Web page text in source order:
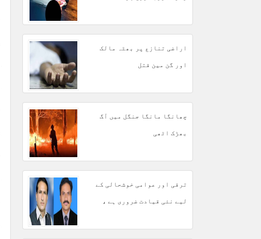
اراضی تنازع پر بھٹہ مالک
اور گن مین قتل
چھانگا مانگا جنگل میں آگ
بھڑک اٹھی
ترقی اور عوامی خوشحالی کے
لیے نئی قیادت ضروری ہے ،